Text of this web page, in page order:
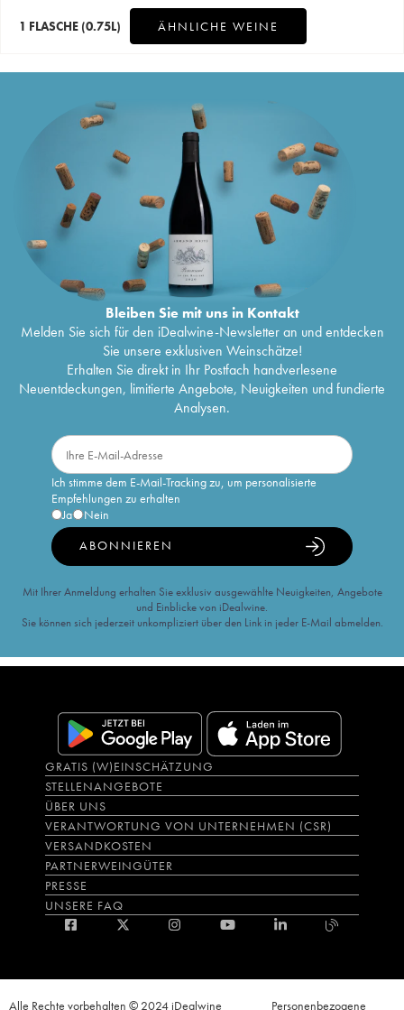
1 FLASCHE (0.75L) ÄHNLICHE WEINE
Bleiben Sie mit uns in Kontakt
Melden Sie sich für den iDealwine-Newsletter an und entdecken
Sie unsere exklusiven Weinschätze!
Erhalten Sie direkt in Ihr Postfach handverlesene
Neuentdeckungen, limitierte Angebote, Neuigkeiten und fundierte
Analysen.
Ich stimme dem E-Mail-Tracking zu, um personalisierte
Empfehlungen zu erhalten
Ja
Nein
ABONNIEREN
Mit Ihrer Anmeldung erhalten Sie exklusiv ausgewählte Neuigkeiten, Angebote
und Einblicke von iDealwine.
Sie können sich jederzeit unkompliziert über den Link in jeder E-Mail abmelden.
GRATIS (W)EINSCHÄTZUNG
STELLENANGEBOTE
ÜBER UNS
VERANTWORTUNG VON UNTERNEHMEN (CSR)
VERSANDKOSTEN
PARTNERWEINGÜTER
PRESSE
UNSERE FAQ
Alle Rechte vorbehalten © 2024 iDealwine Personenbezogene